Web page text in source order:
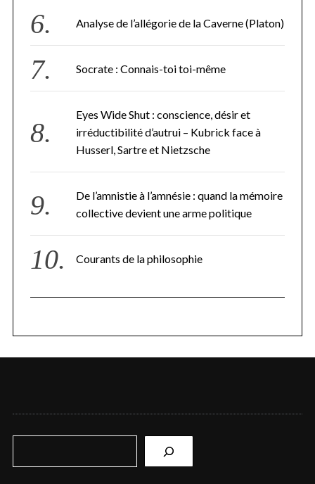
Analyse de l’allégorie de la Caverne (Platon)
Socrate : Connais-toi toi-même
Eyes Wide Shut : conscience, désir et
irréductibilité d’autrui – Kubrick face à
Husserl, Sartre et Nietzsche
De l’amnistie à l’amnésie : quand la mémoire
collective devient une arme politique
Courants de la philosophie